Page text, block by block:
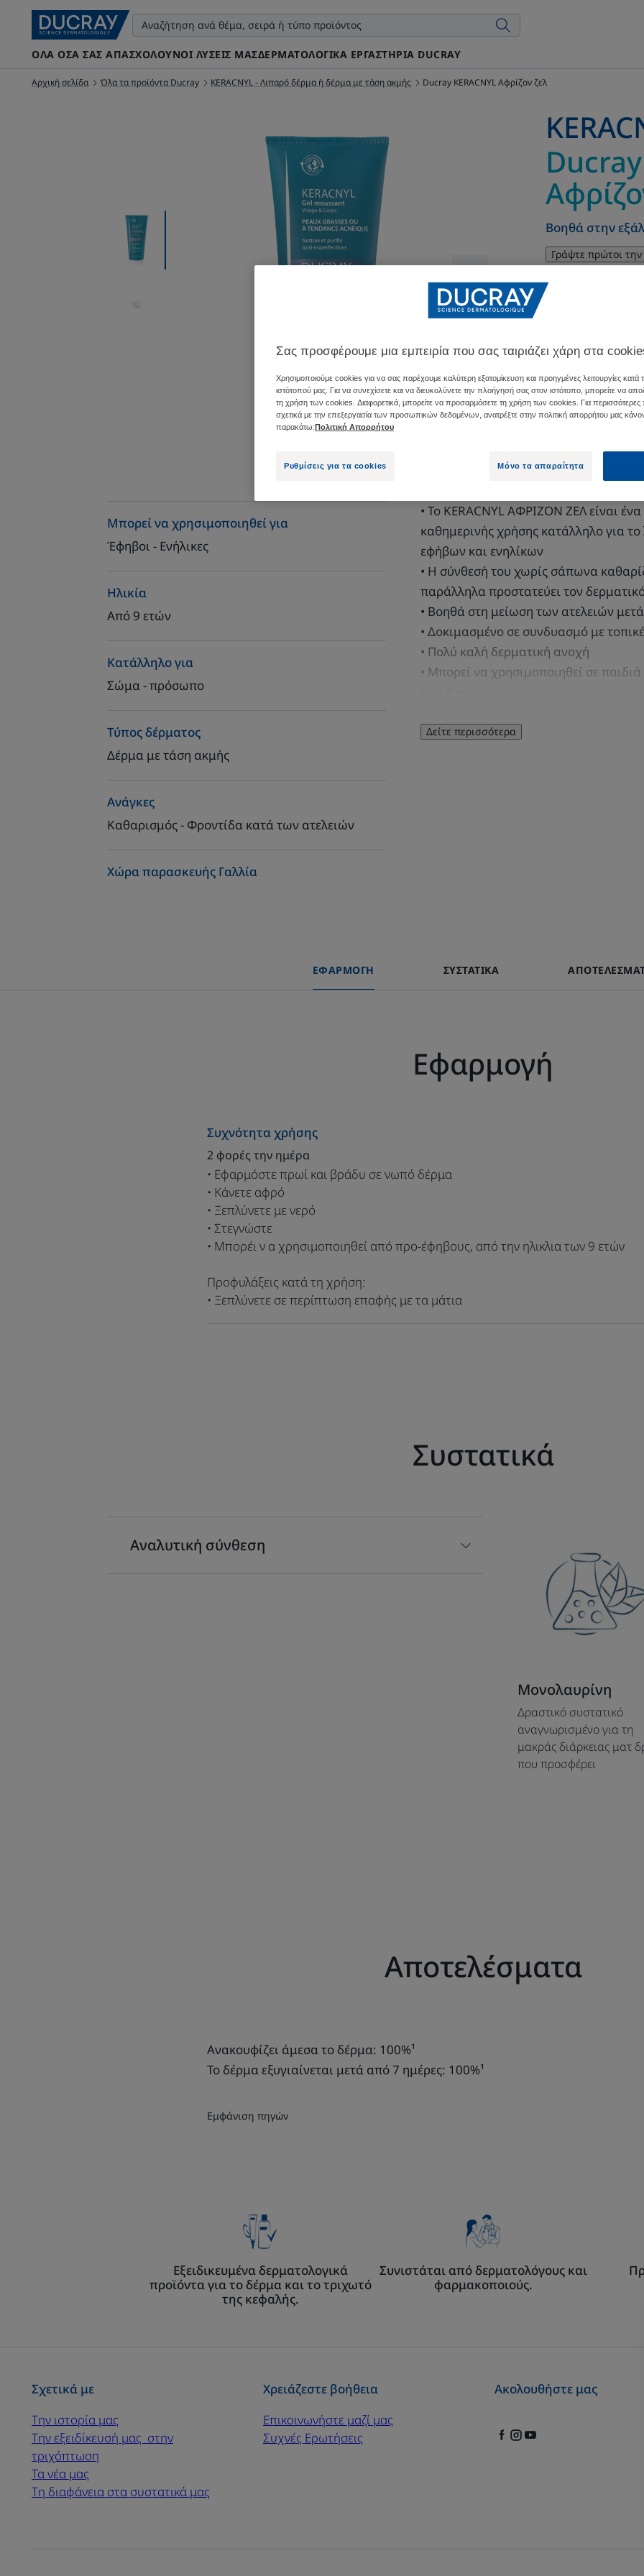
ΌΛΑ ΌΣΑ ΣΑΣ ΑΠΑΣΧΟΛΟΎΝΟΙ ΛΎΣΕΙΣ ΜΑΣΔΕΡΜΑΤΟΛΟΓΙΚΆ ΕΡΓΑΣΤΉΡΙΑ DUCRAY
Αρχική σελίδα Όλα τα προϊόντα Ducray KERACNYL - Λιπαρό δέρμα ή δέρμα με τάση ακμής Ducray KERACNYL Αφρίζον ζελ
Βοηθά στην
Γράψτε πρώτοι
KERACNYL
Κατά των
Χωρίς σάπωνα
Μπορεί να χρησιμοποιηθεί για
Έφηβοι - Ενήλικες
Ηλικία
Από 9 ετών
Κατάλληλο για
Σώμα - πρόσωπο
Τύπος δέρματος
Δέρμα με τάση ακμής
Ανάγκες
Καθαρισμός - Φροντίδα κατά των ατελειών
Χώρα παρασκευής Γαλλία
• Το KERACNYL ΑΦΡΙΖΟΝ ΖΕΛ είναι
καθημερινής χρήσης κατάλληλο για
εφήβων και ενηλίκων
• Η σύνθεσή του χωρίς σάπωνα
παράλληλα προστατεύει τον
• Βοηθά στη μείωση των ατελειών
• Δοκιμασμένο σε συνδυασμό με
• Πολύ καλή δερματική ανοχή
• Μπορεί να χρησιμοποιηθεί σε
Οφέλη
*Σύμφωνα με το πρότυπο OECD 301B
Δείτε περισσότερα
ΕΦΑΡΜΟΓΉ ΣΥΣΤΑΤΙΚΆ
Εφαρμογή
Συχνότητα χρήσης
2 φορές την ημέρα
• Εφαρμόστε πρωί και βράδυ σε νωπό δέρμα
• Κάνετε αφρό
• Ξεπλύνετε με νερό
• Στεγνώστε
• Μπορέι ν α χρησιμοποιηθεί από προ-έφηβους, από την ηλικλια των 9 ετών
Προφυλάξεις κατά τη χρήση:
• Ξεπλύνετε σε περίπτωση επαφής με τα μάτια
Συστατικά
Αναλυτική σύνθεση
Μονολαυρίνη
Δραστικό συστατικό
αναγνωρισμένο για τη
μακράς διάρκειας ματ
που προσφέρει
Αποτελέσματα
Ανακουφίζει άμεσα το δέρμα: 100%¹
Το δέρμα εξυγιαίνεται μετά από 7 ημέρες: 100%¹
Εμφάνιση πηγών
Εξειδικευμένα δερματολογικά
προϊόντα για το δέρμα και το τριχωτό
της κεφαλής.
Συνιστάται από δερματολόγους και
φαρμακοποιούς.
Σχετικά με
Την ιστορία μας
Την εξειδίκευσή μας ​ στην
τριχόπτωση
Τα νέα μας
Τη διαφάνεια στα συστατικά μας
Χρειάζεστε βοήθεια
Επικοινωνήστε μαζί μας
Συχνές Ερωτήσεις
Ακολουθήστε μας
Σας προσφέρουμε μια εμπειρία που σας ταιριάζει χάρη στα
Χρησιμοποιούμε cookies για να σας παρέχουμε καλύτερη εξατομίκευση και προηγμένες λειτουργίες κατά
ιστότοπού μας. Για να συνεχίσετε και να διευκολύνετε την πλοήγησή σας στον ιστότοπο, μπορείτε να
τη χρήση των cookies. Διαφορετικά, μπορείτε να προσαρμόσετε τη χρήση των cookies. Για περισσότερες
σχετικά με την επεξεργασία των προσωπικών δεδομένων, ανατρέξτε στην πολιτική απορρήτου μας
παρακάτω:Πολιτική Απορρήτου
Ρυθμίσεις για τα cookies Μόνο τα απαραίτητα